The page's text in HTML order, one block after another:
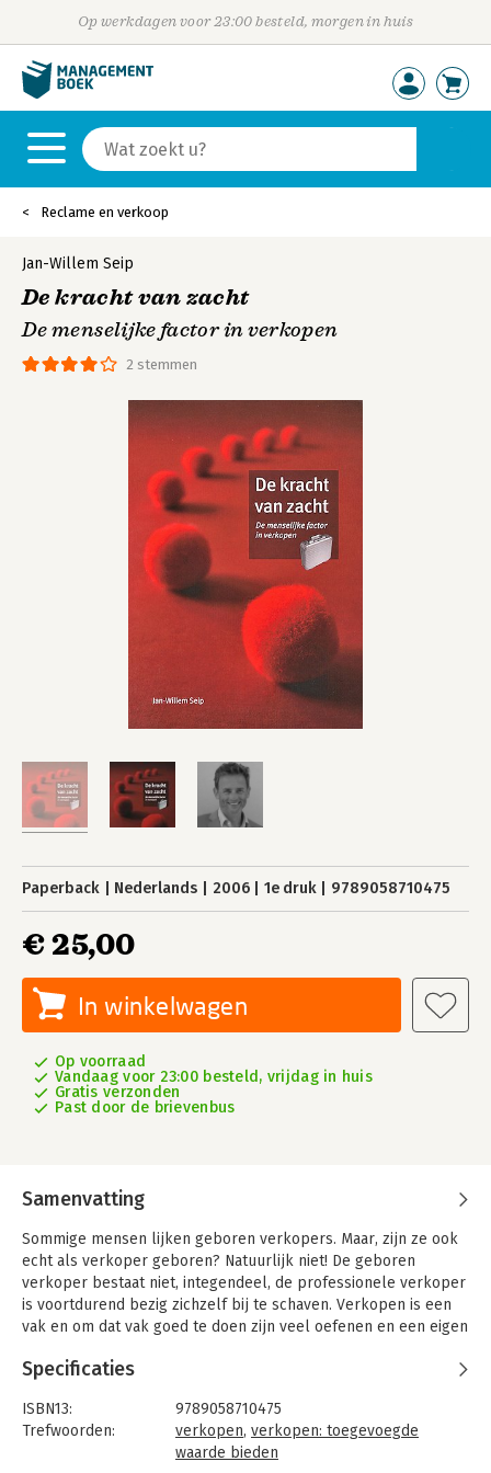
Op werkdagen voor 23:00 besteld, morgen in huis
Reclame en verkoop
2 stemmen
Jan-Willem Seip
De kracht van zacht
De menselijke factor in verkopen
Paperback Nederlands 2006 1e druk 9789058710475
€ 25,00
In winkelwagen
Op voorraad
Vandaag voor 23:00 besteld, vrijdag in huis
Gratis verzonden
Past door de brievenbus
Samenvatting
Sommige mensen lijken geboren verkopers. Maar, zijn ze ook
echt als verkoper geboren? Natuurlijk niet! De geboren
verkoper bestaat niet, integendeel, de professionele verkoper
is voortdurend bezig zichzelf bij te schaven. Verkopen is een
vak en om dat vak goed te doen zijn veel oefenen en een eigen
In dit boek leert u hoe u dat doet. 'De kracht van zacht'
behandelt in acht hoofdstukken onmisbare theorie en de
belangrijkste basiskennis en -technieken van het salesvak. Dat
gebeurt op basis van het opleidingsmateriaal van ISBW.
Specificaties
ISBN13:
9789058710475
Trefwoorden:
verkopen, verkopen: toegevoegde
waarde bieden